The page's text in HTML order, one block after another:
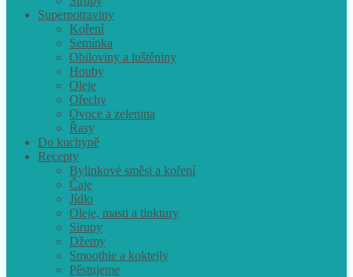
Superpotraviny
Koření
Semínka
Obiloviny a luštěniny
Houby
Oleje
Ořechy
Ovoce a zelenina
Řasy
Do kuchyně
Recepty
Bylinkové směsi a koření
Čaje
Jídlo
Oleje, masti a tinktury
Sirupy
Džemy
Smoothie a koktejly
Pěstujeme